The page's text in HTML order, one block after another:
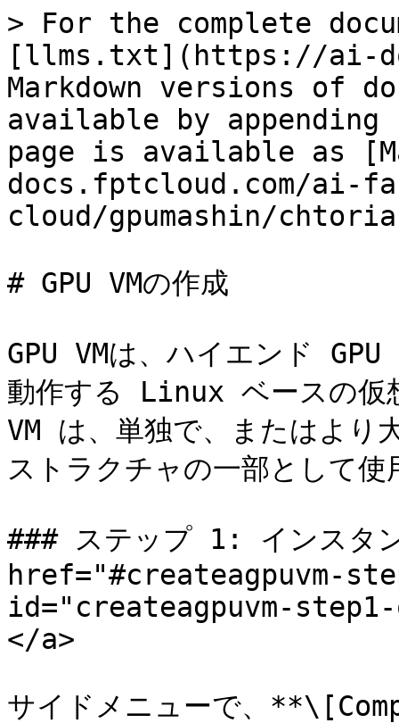
> For the complete
[llms.txt](https://ai-
Markdown versions of
available by
page is available as
docs.fptcloud.com/ai-
cloud/gpumashin/
# GPU VMの作成
GPU VMは、ハイエンド
動作する Linux ベースの仮
VM は、単独で、またはより
ストラクチャの一部として
### ステップ 1: インスタ
href="#createagpuvm-
id="createagpuvm-step1-
</a>
サイドメニューで、